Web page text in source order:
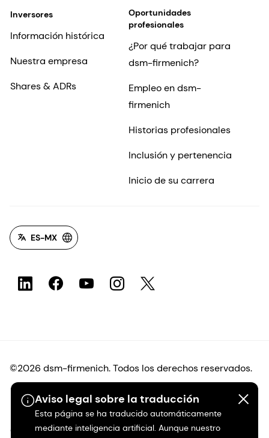
Aviso legal sobre la traducción
Esta página se ha traducido automáticamente
mediante inteligencia artificial. Aunque nuestro
Inversores
Información histórica
Nuestra empresa
Shares & ADRs
Oportunidades
profesionales
¿Por qué trabajar para
dsm-firmenich?
Empleo en dsm-
firmenich
Historias profesionales
Inclusión y pertenencia
Inicio de su carrera
ES-MX
©2026 dsm-firmenich. Todos los derechos reservados.
Protección de datos
Condiciones de uso